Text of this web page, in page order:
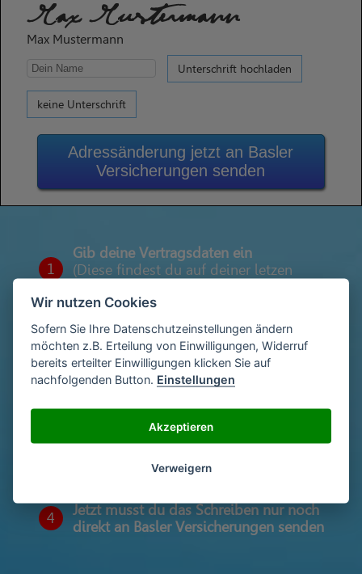
Max Mustermann
Max Mustermann
Unterschrift hochladen
keine Unterschrift
Adressänderung jetzt an Basler
Versicherungen senden
1
Gib deine Vertragsdaten ein
(Diese findest du auf deiner letzen
2
Gib deinen Namen und deine Adresse
ein
Unterschriebe das Schreiben mit deinem
Namen oder lade eine Unterschrift hoch
4
Jetzt musst du das Schreiben nur noch
direkt an Basler Versicherungen senden
Wir nutzen Cookies
Sofern Sie Ihre Datenschutzeinstellungen ändern
möchten z.B. Erteilung von Einwilligungen, Widerruf
bereits erteilter Einwilligungen klicken Sie auf
nachfolgenden Button. Einstellungen
Akzeptieren
Verweigern